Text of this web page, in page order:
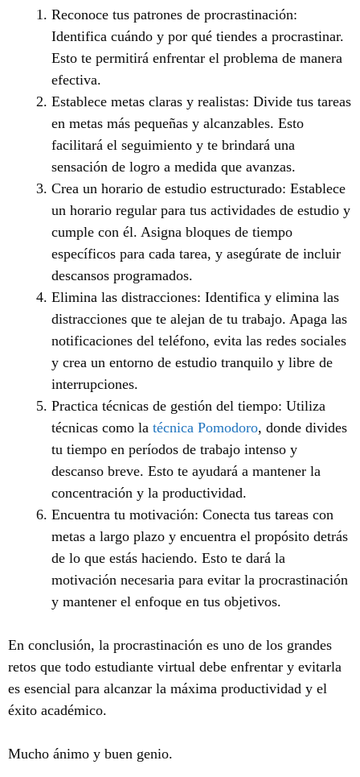
Reconoce tus patrones de procrastinación:
Identifica cuándo y por qué tiendes a procrastinar.
Esto te permitirá enfrentar el problema de manera
efectiva.
Establece metas claras y realistas: Divide tus tareas
en metas más pequeñas y alcanzables. Esto
facilitará el seguimiento y te brindará una
sensación de logro a medida que avanzas.
Crea un horario de estudio estructurado: Establece
un horario regular para tus actividades de estudio y
cumple con él. Asigna bloques de tiempo
específicos para cada tarea, y asegúrate de incluir
descansos programados.
Elimina las distracciones: Identifica y elimina las
distracciones que te alejan de tu trabajo. Apaga las
notificaciones del teléfono, evita las redes sociales
y crea un entorno de estudio tranquilo y libre de
interrupciones.
Practica técnicas de gestión del tiempo: Utiliza
técnicas como la técnica Pomodoro, donde divides
tu tiempo en períodos de trabajo intenso y
descanso breve. Esto te ayudará a mantener la
concentración y la productividad.
Encuentra tu motivación: Conecta tus tareas con
metas a largo plazo y encuentra el propósito detrás
de lo que estás haciendo. Esto te dará la
motivación necesaria para evitar la procrastinación
y mantener el enfoque en tus objetivos.
En conclusión, la procrastinación es uno de los grandes
retos que todo estudiante virtual debe enfrentar y evitarla
es esencial para alcanzar la máxima productividad y el
éxito académico.
Mucho ánimo y buen genio.